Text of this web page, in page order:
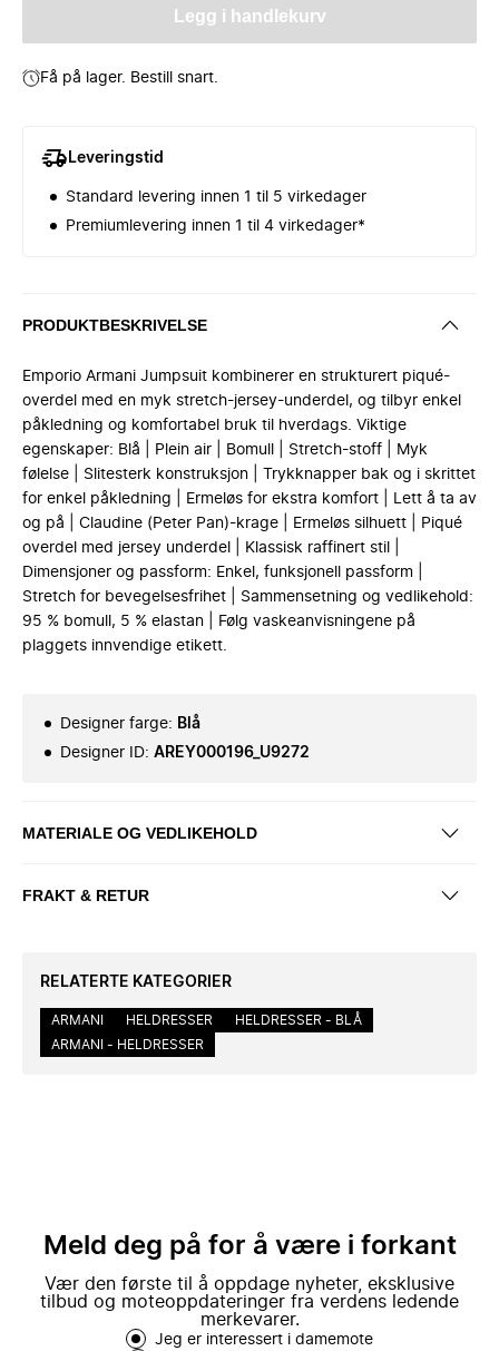
Legg i handlekurv
Få på lager. Bestill snart.
Leveringstid
Standard levering innen 1 til 5 virkedager
Premiumlevering innen 1 til 4 virkedager*
PRODUKTBESKRIVELSE
Emporio Armani Jumpsuit kombinerer en strukturert piqué-
overdel med en myk stretch-jersey-underdel, og tilbyr enkel
påkledning og komfortabel bruk til hverdags. Viktige
egenskaper: Blå | Plein air | Bomull | Stretch-stoff | Myk
følelse | Slitesterk konstruksjon | Trykknapper bak og i skrittet
for enkel påkledning | Ermeløs for ekstra komfort | Lett å ta av
og på | Claudine (Peter Pan)-krage | Ermeløs silhuett | Piqué
overdel med jersey underdel | Klassisk raffinert stil |
Dimensjoner og passform: Enkel, funksjonell passform |
Stretch for bevegelsesfrihet | Sammensetning og vedlikehold:
95 % bomull, 5 % elastan | Følg vaskeanvisningene på
plaggets innvendige etikett.
Designer farge: Blå
Designer ID: AREY000196_U9272
MATERIALE OG VEDLIKEHOLD
FRAKT & RETUR
RELATERTE KATEGORIER
ARMANI HELDRESSER
HELDRESSER - BLÅ
ARMANI - HELDRESSER
Meld deg på for å være i forkant
Vær den første til å oppdage nyheter, eksklusive
tilbud og moteoppdateringer fra verdens ledende
merkevarer.
Jeg er interessert i damemote